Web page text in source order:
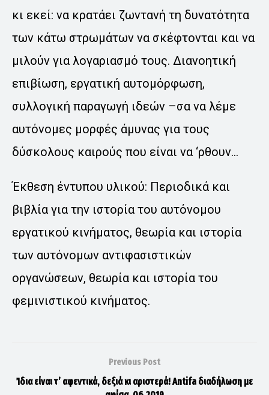
κι εκεί: να κρατάει ζωντανή τη δυνατότητα
των κάτω στρωμάτων να σκέφτονται και να
μιλούν για λογαριασμό τους. Διανοητική
επιβίωση, εργατική αυτομόρφωση,
συλλογική παραγωγή ιδεών –σα να λέμε
αυτόνομες μορφές άμυνας για τους
δύσκολους καιρούς που είναι να ‘ρθουν…
Έκθεση έντυπου υλικού: Περιοδικά και
βιβλία για την ιστορία του αυτόνομου
εργατικού κινήματος, θεωρία και ιστορία
των αυτόνομων αντιφασιστικών
οργανώσεων, θεωρία και ιστορία του
φεμινιστικού κινήματος.
Previous Post
Ίδια είναι τ’ αφεντικά, δεξιά κι αριστερά! Antifa διαδήλωση με